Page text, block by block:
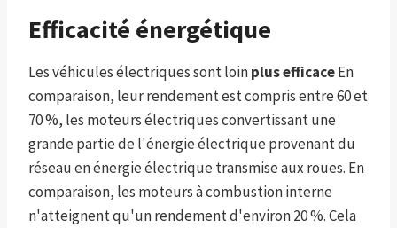
Efficacité énergétique
Les véhicules électriques sont loinplus efficaceEn
comparaison, leur rendement est compris entre 60 et
70 %, les moteurs électriques convertissant une
grande partie de l'énergie électrique provenant du
réseau en énergie électrique transmise aux roues. En
comparaison, les moteurs à combustion interne
n'atteignent qu'un rendement d'environ 20 %. Cela